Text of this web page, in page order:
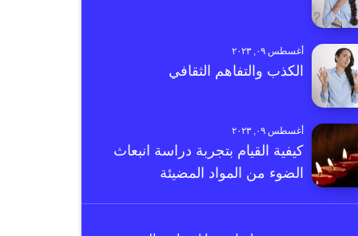
أغسطس ٠٩, ٢٠٢٣
الكذب والتفاهم الثقافي
أغسطس ٠٩, ٢٠٢٣
كيفية القيام بتجربة دراسة انبعاث
الضوء من المواد المضيئة